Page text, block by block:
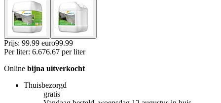
Prijs: 99.99 euro99.99
Per liter: 6.676.67 per liter
Online bijna uitverkocht
Thuisbezorgd
gratis